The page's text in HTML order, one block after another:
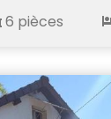
6 pièces